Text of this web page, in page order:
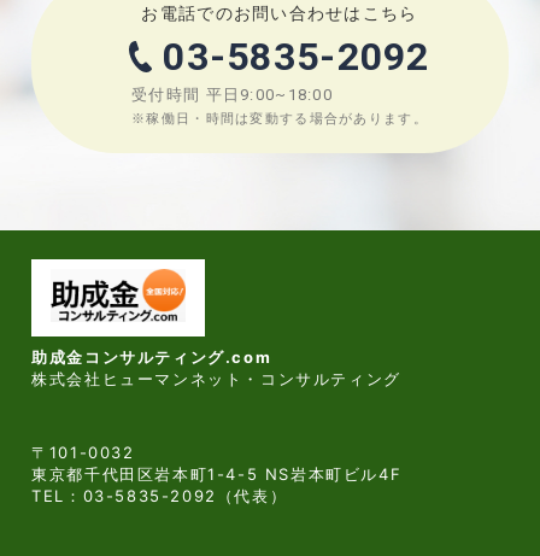
お電話でのお問い合わせはこちら
03-5835-2092
受付時間 平日9:00~18:00
※稼働日・時間は変動する場合があります。
助成金コンサルティング.com
株式会社ヒューマンネット・コンサルティング
〒101-0032
東京都千代田区岩本町1-4-5 NS岩本町ビル4F
TEL： 03-5835-2092 （代表）